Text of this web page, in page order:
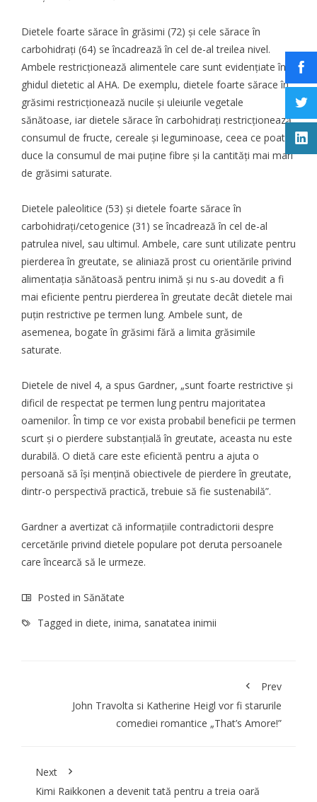
Dietele foarte sărace în grăsimi (72) și cele sărace în
carbohidrați (64) se încadrează în cel de-al treilea nivel.
Ambele restricționează alimentele care sunt evidențiate în
ghidul dietetic al AHA. De exemplu, dietele foarte sărace în
grăsimi restricționează nucile și uleiurile vegetale
sănătoase, iar dietele sărace în carbohidrați restricționează
consumul de fructe, cereale și leguminoase, ceea ce poate
duce la consumul de mai puține fibre și la cantități mai mari
de grăsimi saturate.
Dietele paleolitice (53) și dietele foarte sărace în
carbohidrați/cetogenice (31) se încadrează în cel de-al
patrulea nivel, sau ultimul. Ambele, care sunt utilizate pentru
pierderea în greutate, se aliniază prost cu orientările privind
alimentația sănătoasă pentru inimă și nu s-au dovedit a fi
mai eficiente pentru pierderea în greutate decât dietele mai
puțin restrictive pe termen lung. Ambele sunt, de
asemenea, bogate în grăsimi fără a limita grăsimile
saturate.
Dietele de nivel 4, a spus Gardner, „sunt foarte restrictive și
dificil de respectat pe termen lung pentru majoritatea
oamenilor. În timp ce vor exista probabil beneficii pe termen
scurt și o pierdere substanțială în greutate, aceasta nu este
durabilă. O dietă care este eficientă pentru a ajuta o
persoană să își mențină obiectivele de pierdere în greutate,
dintr-o perspectivă practică, trebuie să fie sustenabilă”.
Gardner a avertizat că informațiile contradictorii despre
cercetările privind dietele populare pot deruta persoanele
care încearcă să le urmeze.
Posted in Sănătate
Tagged in diete, inima, sanatatea inimii
Prev
John Travolta si Katherine Heigl vor fi starurile
comediei romantice „That’s Amore!”
Next
Kimi Raikkonen a devenit tată pentru a treia oară